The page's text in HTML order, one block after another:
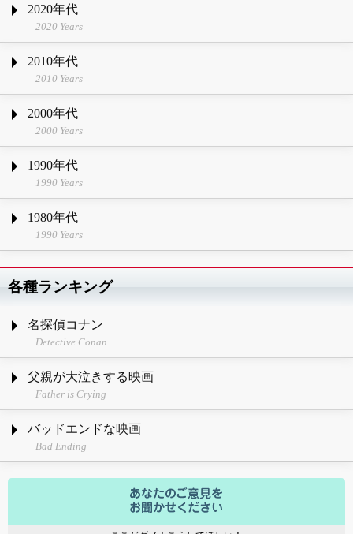
2020年代
2020 Years
2010年代
2010 Years
2000年代
2000 Years
1990年代
1990 Years
1980年代
1990 Years
各種ランキング
名探偵コナン
Detective Conan
父親が大泣きする映画
Father is Crying
バッドエンドな映画
Bad Ending